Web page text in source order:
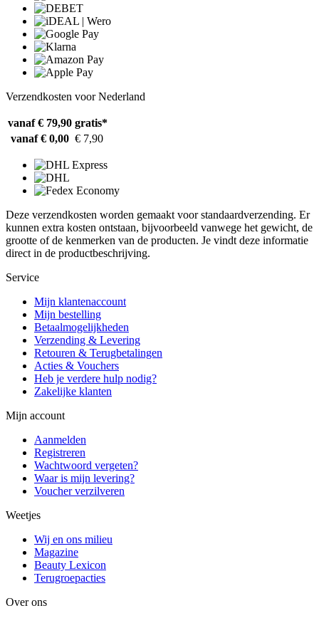
Verzendkosten voor Nederland
vanaf € 79,90 gratis*
vanaf € 0,00 € 7,90
Deze verzendkosten worden gemaakt voor standaardverzending. Er
kunnen extra kosten ontstaan, bijvoorbeeld vanwege het gewicht, de
grootte of de kenmerken van de producten. Je vindt deze informatie
direct in de productbeschrijving.
Service
Mijn klantenaccount
Mijn bestelling
Betaalmogelijkheden
Verzending & Levering
Retouren & Terugbetalingen
Acties & Vouchers
Heb je verdere hulp nodig?
Zakelijke klanten
Mijn account
Aanmelden
Registreren
Wachtwoord vergeten?
Waar is mijn levering?
Voucher verzilveren
Weetjes
Wij en ons milieu
Magazine
Beauty Lexicon
Terugroepacties
Over ons